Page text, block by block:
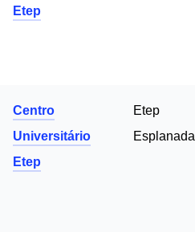
Etep
Centro
Universitário
Etep
Etep
Esplanada